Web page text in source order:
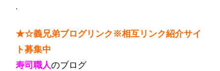
.
★☆義兄弟ブログリンク※相互リンク紹介サイ
ト募集中
寿司職人のブログ